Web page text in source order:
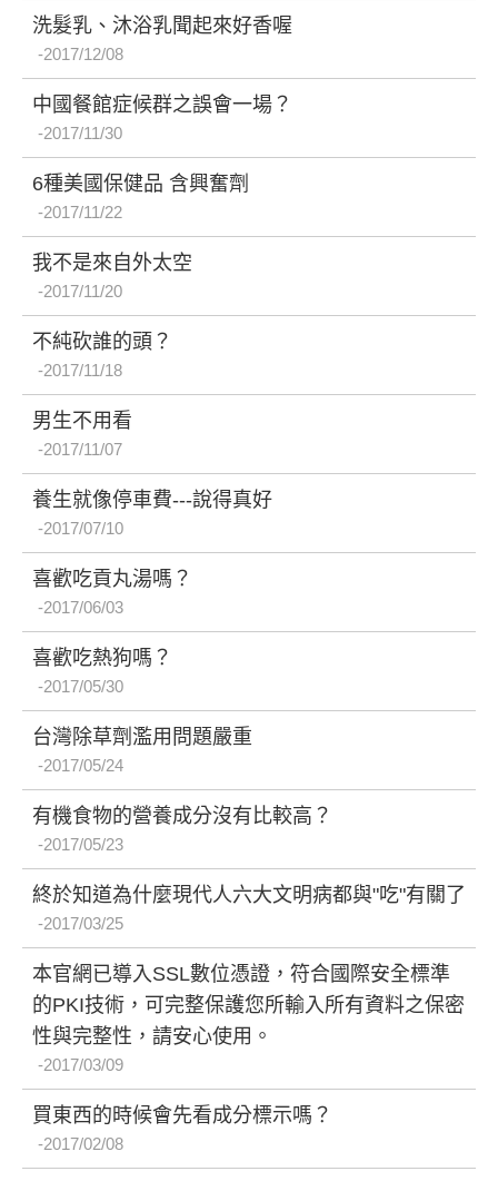
洗髮乳、沐浴乳聞起來好香喔
2017/12/08
中國餐館症候群之誤會一場？
2017/11/30
6種美國保健品 含興奮劑
2017/11/22
我不是來自外太空
2017/11/20
不純砍誰的頭？
2017/11/18
男生不用看
2017/11/07
養生就像停車費---說得真好
2017/07/10
喜歡吃貢丸湯嗎？
2017/06/03
喜歡吃熱狗嗎？
2017/05/30
台灣除草劑濫用問題嚴重
2017/05/24
有機食物的營養成分沒有比較高？
2017/05/23
終於知道為什麼現代人六大文明病都與"吃"有關了
2017/03/25
本官網已導入SSL數位憑證，符合國際安全標準
的PKI技術，可完整保護您所輸入所有資料之保密
性與完整性，請安心使用。
2017/03/09
買東西的時候會先看成分標示嗎？
2017/02/08